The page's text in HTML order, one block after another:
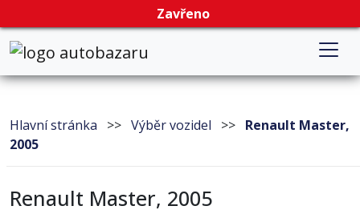
Zavřeno
Hlavní stránka >> Výběr vozidel >> Renault Master,
2005
Renault Master, 2005